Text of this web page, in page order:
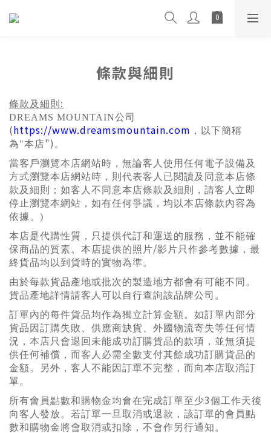
條款與細則
條款及細則 :
DREAMS MOUNTAIN公司
(https://www.dreamsmountain.com ，以下簡稱
為"本店") 。
當客戶瀏覽本店網站時，無論客人使用任何電子設備及
方式瀏覽本店網站時，則代表客人已閱讀及同意本店條
款及細則；如客人不同意本店條款及細則，請客人立 即
停止瀏覽本網站，如有任何爭議，均以本店條款內容為
依據。 )
本店是代購性質，只提供代訂和運送的服務， 並不能確
保商品的質素。本店提供的照 片/影片只作參考數據，最
終貨品均以到貨時的實物為準。
由於每款貨品產地或批次的製造地方都會有可能不同。
貨品產地詳情請客人可以自行查詢該品牌公司。
訂單內的每件貨品均作為獨立計算金額。如訂單內部分
貨品因訂購失敗、供應商缺貨、外國物流寄失等任何情
況，本店只會退回未能成功訂購貨品的款項， 並無須提
供任何補償，而客人必需全數支付其餘成功訂購貨品的
金額。
另外，客人不能因訂單不完整，而向本店取消訂
單。
所有會員點數和購物金均會在完成訂單至少3個工作天後
向客人發放。若訂單一旦取消或退款，該訂單的會員點
數和購物金將會取消或扣 除，不會作另行通知。